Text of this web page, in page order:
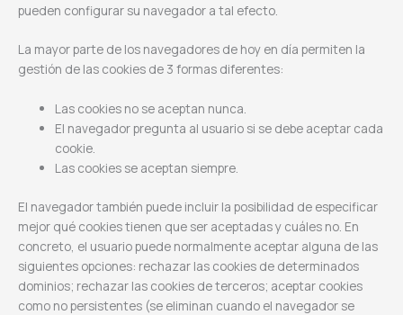
pueden configurar su navegador a tal efecto.
La mayor parte de los navegadores de hoy en día permiten la
gestión de las cookies de 3 formas diferentes:
Las cookies no se aceptan nunca.
El navegador pregunta al usuario si se debe aceptar cada
cookie.
Las cookies se aceptan siempre.
El navegador también puede incluir la posibilidad de especificar
mejor qué cookies tienen que ser aceptadas y cuáles no. En
concreto, el usuario puede normalmente aceptar alguna de las
siguientes opciones: rechazar las cookies de determinados
dominios; rechazar las cookies de terceros; aceptar cookies
como no persistentes (se eliminan cuando el navegador se